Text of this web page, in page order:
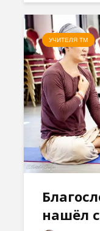
УЧИТЕЛЯ ТМ
нашёл